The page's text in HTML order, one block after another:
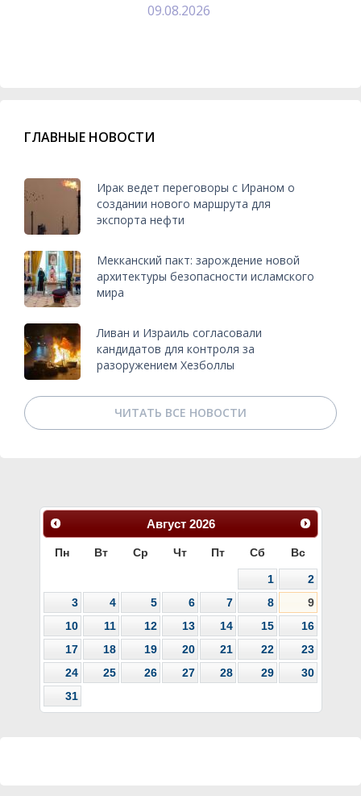
09.08.2026
ГЛАВНЫЕ НОВОСТИ
Ирак ведет переговоры с Ираном о
создании нового маршрута для
экспорта нефти
Мекканский пакт: зарождение новой
архитектуры безопасности исламского
мира
Ливан и Израиль согласовали
кандидатов для контроля за
разоружением Хезболлы
ЧИТАТЬ ВСЕ НОВОСТИ
Август 2026
Пн Вт Ср Чт Пт Сб Вс
1
2
3
4 5 6 7 8
9
10
11 12 13 14 15
16
17
18 19 20 21 22
23
24
25 26 27 28 29
30
31